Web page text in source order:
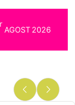
AGOST 2026